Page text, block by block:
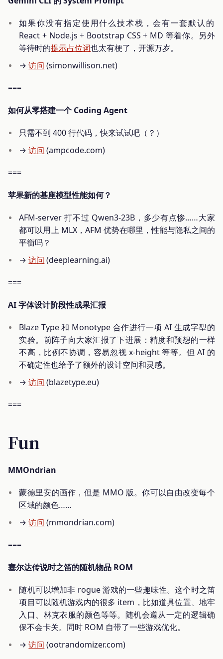
如果你没有指定使用什么技术栈，会有一套默认的
React + Node.js + Bootstrap CSS + MD 等着你。另外
等待时的提示占位词也太有梗了，开源万岁。
→访问 (simonwillison.net)
===
如何从零搭建一个 Coding Agent
只需不到 400 行代码，快来试试吧（？）
→访问 (ampcode.com)
===
苹果新的基座模型性能如何？
AFM-server 打不过 Qwen3-23B，多少有点惨……大家
都可以用上 MLX，AFM 优势在哪里，性能与隐私之间的
平衡吗？
→访问 (deeplearning.ai)
===
AI 字体设计阶段性成果汇报
Blaze Type 和 Monotype 合作进行一项 AI 生成字型的
实验。前阵子向大家汇报了下进展：精度和预想的一样
不高，比例不协调，容易忽视 x-height 等等。但 AI 的
不确定性也给予了额外的设计空间和灵感。
→访问 (blazetype.eu)
===
Fun
MMOndrian
蒙德里安的画作，但是 MMO 版。你可以自由改变每个
区域的颜色……
→访问 (mmondrian.com)
===
塞尔达传说时之笛的随机物品 ROM
随机可以增加非 rogue 游戏的一些趣味性。这个时之笛
项目可以随机游戏内的很多 item，比如道具位置、地牢
入口、林克衣服的颜色等等。随机会遵从一定的逻辑确
保不会卡关。同时 ROM 自带了一些游戏优化。
→访问 (ootrandomizer.com)